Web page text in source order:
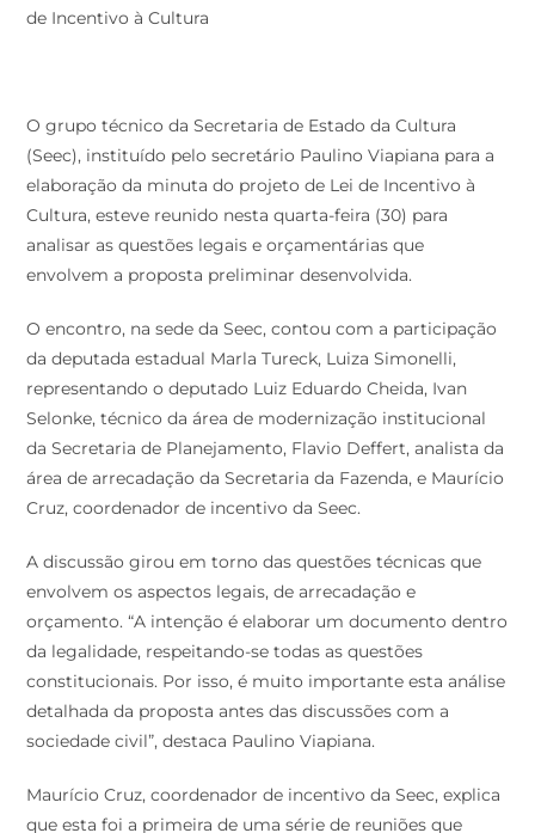
de Incentivo à Cultura
O grupo técnico da Secretaria de Estado da Cultura
(Seec), instituído pelo secretário Paulino Viapiana para a
elaboração da minuta do projeto de Lei de Incentivo à
Cultura, esteve reunido nesta quarta-feira (30) para
analisar as questões legais e orçamentárias que
envolvem a proposta preliminar desenvolvida.
O encontro, na sede da Seec, contou com a participação
da deputada estadual Marla Tureck, Luiza Simonelli,
representando o deputado Luiz Eduardo Cheida, Ivan
Selonke, técnico da área de modernização institucional
da Secretaria de Planejamento, Flavio Deffert, analista da
área de arrecadação da Secretaria da Fazenda, e Maurício
Cruz, coordenador de incentivo da Seec.
A discussão girou em torno das questões técnicas que
envolvem os aspectos legais, de arrecadação e
orçamento. “A intenção é elaborar um documento dentro
da legalidade, respeitando-se todas as questões
constitucionais. Por isso, é muito importante esta análise
detalhada da proposta antes das discussões com a
sociedade civil”, destaca Paulino Viapiana.
Maurício Cruz, coordenador de incentivo da Seec, explica
que esta foi a primeira de uma série de reuniões que